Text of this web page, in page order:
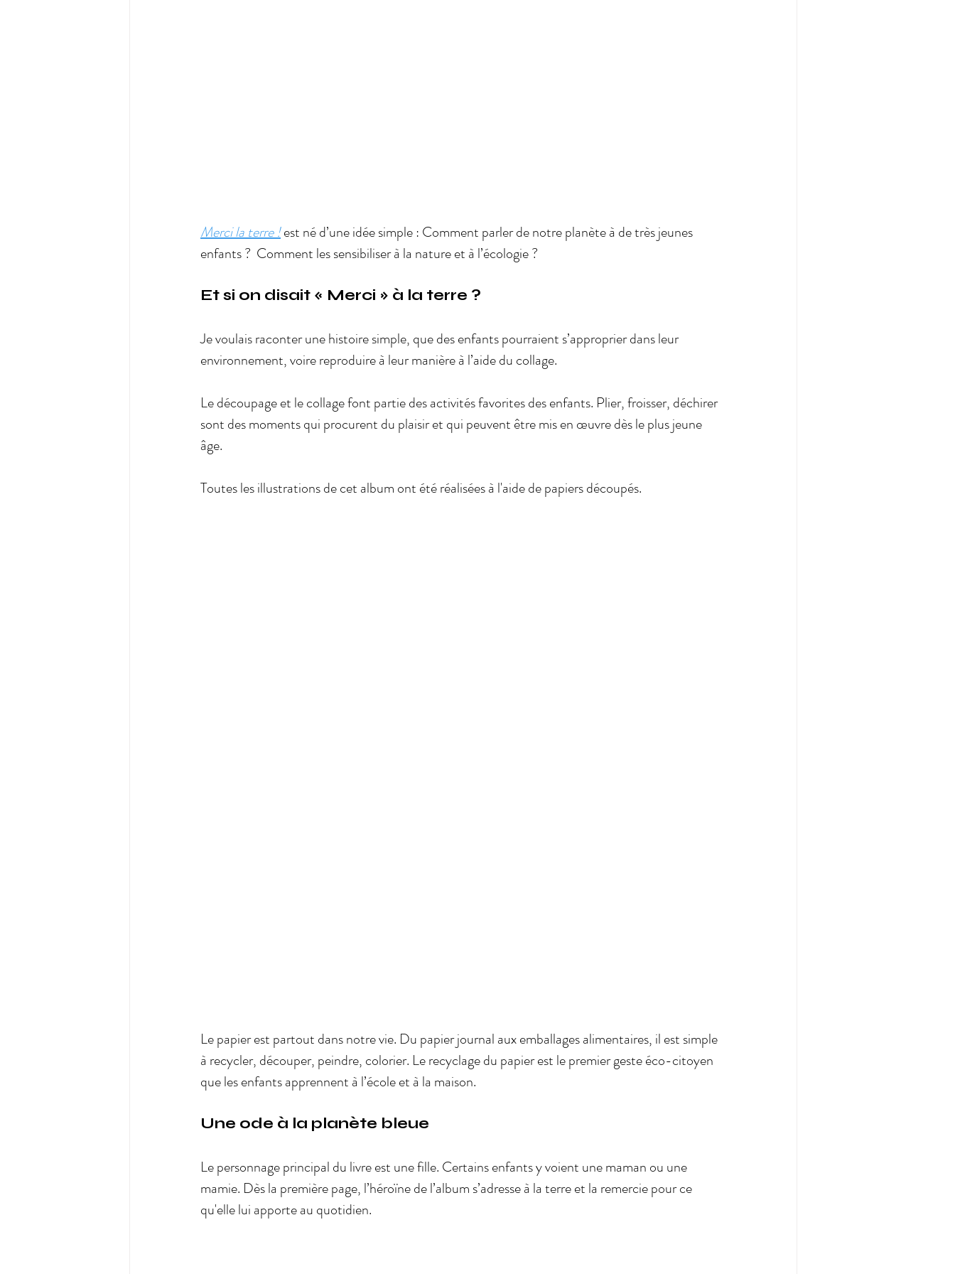
Merci la terre !est né d’une idée simple : Comment parler de notre planète à de très jeunes
enfants ?  Comment les sensibiliser à la nature et à l’écologie ?
Et si on disait « Merci » à la terre ?
Je voulais raconter une histoire simple, que des enfants pourraient s’approprier dans leur
environnement, voire reproduire à leur manière à l’aide du collage.
Le découpage et le collage font partie des activités favorites des enfants. Plier, froisser, déchirer
sont des moments qui procurent du plaisir et qui peuvent être mis en œuvre dès le plus jeune
âge.
Toutes les illustrations de cet album ont été réalisées à l'aide de papiers découpés.
Le papier est partout dans notre vie. Du papier journal aux emballages alimentaires, il est simple
à recycler, découper, peindre, colorier. Le recyclage du papier est le premier geste éco-citoyen
que les enfants apprennent à l’école et à la maison.
Une ode à la planète bleue
Le personnage principal du livre est une fille. Certains enfants y voient une maman ou une
mamie. Dès la première page, l’héroïne de l’album s’adresse à la terre et la remercie pour ce
qu'elle lui apporte au quotidien.